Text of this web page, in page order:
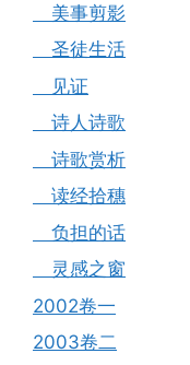
美事剪影
圣徒生活
见证
诗人诗歌
诗歌赏析
读经拾穗
负担的话
灵感之窗
2002卷一
2003卷二